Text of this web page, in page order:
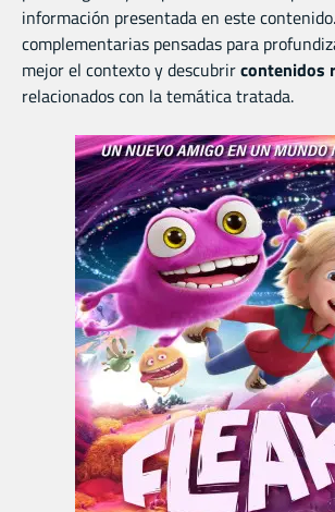
información presentada en este
complementarias pensadas para
mejor el contexto y descubrircontenidos
relacionados con la temática tratada.